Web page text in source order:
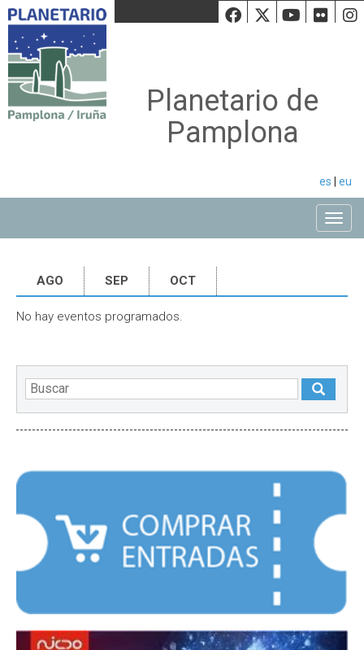
Facebook
Twiiter
Planetario de
Pamplona
es eu
AGO SEP OCT
No hay eventos programados.